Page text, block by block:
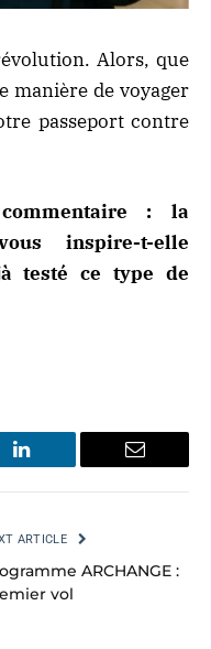
Alors, que
manière de voyager
passeport contre
: la
inspire-t-elle
testé ce type de
LinkedIn Email
ARTICLE
ARCHANGE :
vol